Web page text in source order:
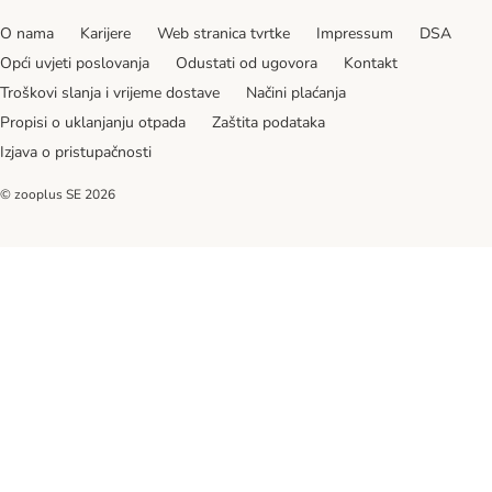
O nama Karijere Web stranica tvrtke Impressum
DSA
Opći uvjeti poslovanja
Odustati od ugovora
Kontakt
Troškovi slanja i vrijeme dostave
Načini plaćanja
Propisi o uklanjanju otpada
Zaštita podataka
Izjava o pristupačnosti
© zooplus SE 2026